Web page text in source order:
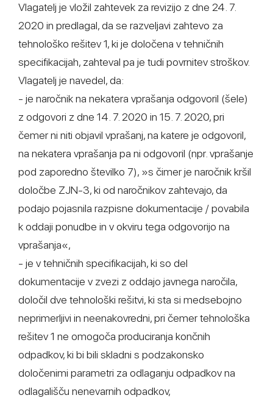
Vlagatelj je vložil zahtevek za revizijo z dne 24. 7.
2020 in predlagal, da se razveljavi zahtevo za
tehnološko rešitev 1, ki je določena v tehničnih
specifikacijah, zahteval pa je tudi povrnitev stroškov.
Vlagatelj je navedel, da:
- je naročnik na nekatera vprašanja odgovoril (šele)
z odgovori z dne 14. 7. 2020 in 15. 7. 2020, pri
čemer ni niti objavil vprašanj, na katere je odgovoril,
na nekatera vprašanja pa ni odgovoril (npr. vprašanje
pod zaporedno številko 7), »s čimer je naročnik kršil
določbe ZJN-3, ki od naročnikov zahtevajo, da
podajo pojasnila razpisne dokumentacije / povabila
k oddaji ponudbe in v okviru tega odgovorijo na
vprašanja«,
- je v tehničnih specifikacijah, ki so del
dokumentacije v zvezi z oddajo javnega naročila,
določil dve tehnološki rešitvi, ki sta si medsebojno
neprimerljivi in neenakovredni, pri čemer tehnološka
rešitev 1 ne omogoča produciranja končnih
odpadkov, ki bi bili skladni s podzakonsko
določenimi parametri za odlaganju odpadkov na
odlagališču nenevarnih odpadkov,